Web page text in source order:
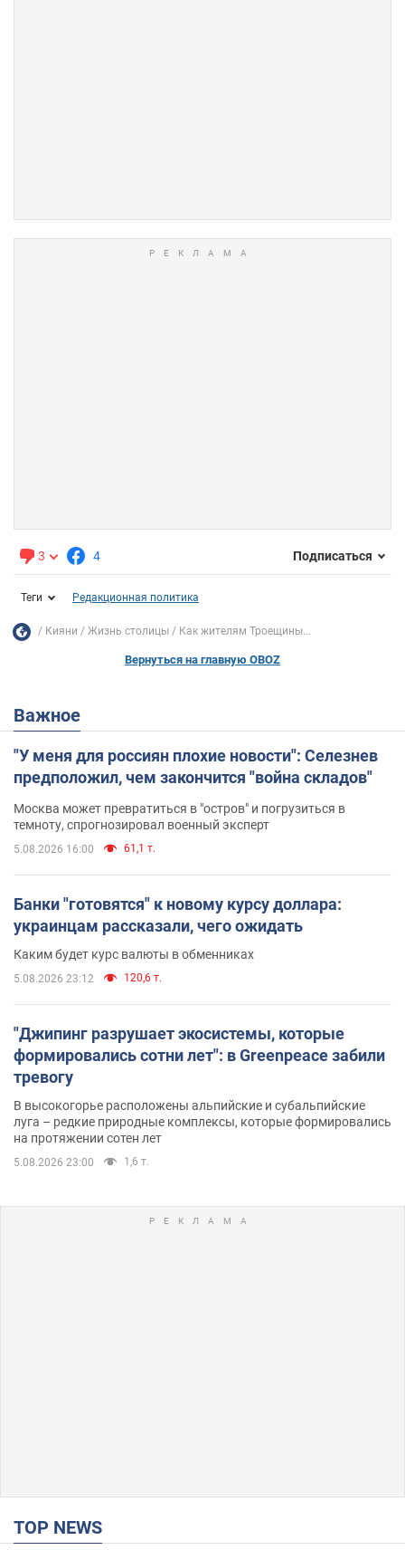
3 4 Подписаться
Теги Редакционная политика
Кияни Жизнь столицы Как жителям Троещины...
Вернуться на главную OBOZ
Важное
"У меня для россиян плохие новости": Селезнев
предположил, чем закончится "война складов"
Москва может превратиться в "остров" и погрузиться в
темноту, спрогнозировал военный эксперт
5.08.2026 16:00 61,1 т.
Банки "готовятся" к новому курсу доллара:
украинцам рассказали, чего ожидать
Каким будет курс валюты в обменниках
5.08.2026 23:12 120,6 т.
"Джипинг разрушает экосистемы, которые
формировались сотни лет": в Greenpeace забили
тревогу
В высокогорье расположены альпийские и субальпийские
луга – редкие природные комплексы, которые формировались
на протяжении сотен лет
5.08.2026 23:00 1,6 т.
TOP NEWS